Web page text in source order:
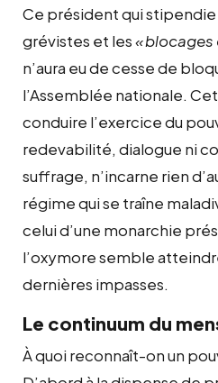
Ce président qui
grévistes et les«blocages
n’aura eu de cesse de
l’Assemblée nationale.
conduire l’exercice du
redevabilité, dialogue ni
suffrage, n’incarne rien
régime qui se traîne
celui d’une monarchie
l’oxymore semble
dernières impasses.
Le continuum du
À quoi reconnaît-on un